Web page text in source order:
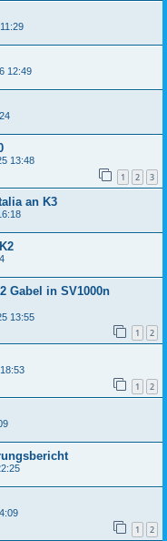
12:49
13:48
1 2 3
an K3
Gabel in SV1000n
13:55
1 2
1 2
1 2